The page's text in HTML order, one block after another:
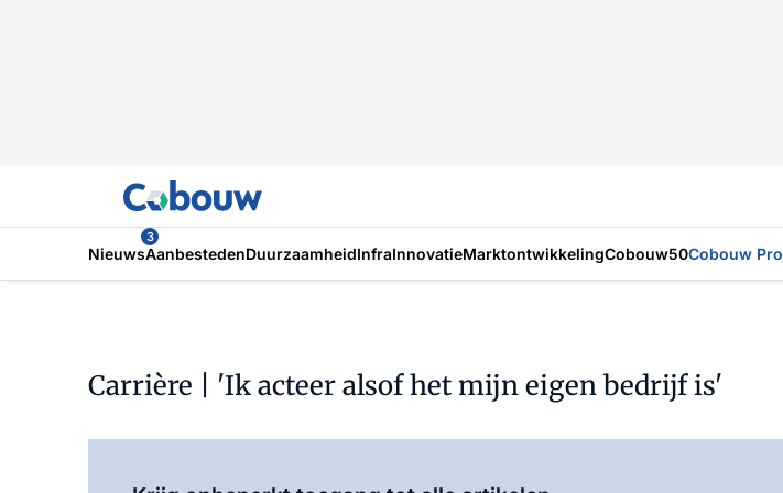
Nieuws
3
AanbestedenDuurzaamheidInfraInnovatieMarktontwikkelingCobouw50Cobouw Pro
Carrière | 'Ik acteer alsof het mijn eigen bedrijf is'